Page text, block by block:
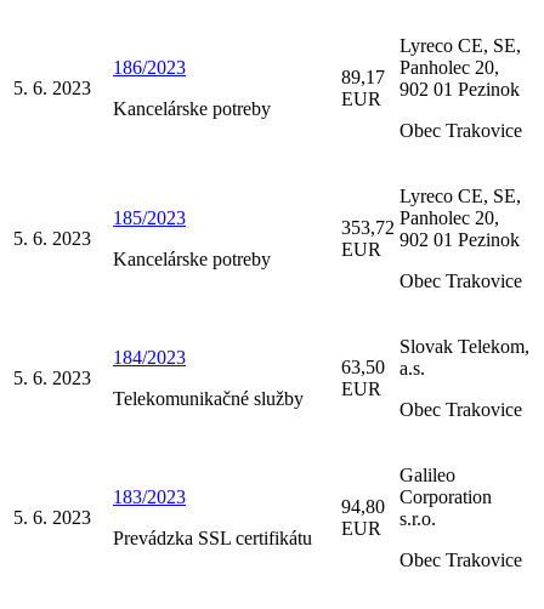
5. 6. 2023
186/2023
Kancelárske potreby
89,17
EUR
Lyreco CE, SE,
Panholec 20,
902 01 Pezinok
Obec Trakovice
5. 6. 2023
185/2023
Kancelárske potreby
353,72
EUR
Lyreco CE, SE,
Panholec 20,
902 01 Pezinok
Obec Trakovice
5. 6. 2023
184/2023
Telekomunikačné služby
63,50
EUR
Slovak Telekom,
a.s.
Obec Trakovice
5. 6. 2023
183/2023
Prevádzka SSL certifikátu
94,80
EUR
Galileo
Corporation
s.r.o.
Obec Trakovice